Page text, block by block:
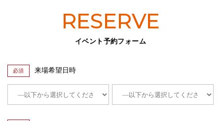
RESERVE
イベント予約フォーム
必須 来場希望日時